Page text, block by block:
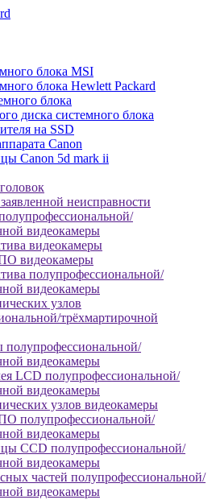
блока MSI
блока Hewlett Packard
блока
диска системного блока
на SSD
Canon
Canon 5d mark ii
неисправности
видеокамеры
видеокамеры
видеокамеры
полупрофессиональной/
видеокамеры
узлов
трёхмартирочной
полупрофессиональной/
видеокамеры
LCD полупрофессиональной/
видеокамеры
узлов видеокамеры
полупрофессиональной/
видеокамеры
CCD полупрофессиональной/
видеокамеры
частей полупрофессиональной/
видеокамеры